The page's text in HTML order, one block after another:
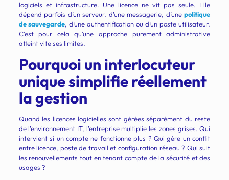
logiciels et infrastructure. Une licence ne vit pas seule. Elle
dépend parfois d’un serveur, d’une messagerie, d’unepolitique
de sauvegarde, d’une authentification ou d’un poste utilisateur.
C’est pour cela qu’une approche purement administrative
atteint vite ses limites.
Pourquoi un interlocuteur
unique simplifie réellement
la gestion
Quand les licences logicielles sont gérées séparément du reste
de l’environnement IT, l’entreprise multiplie les zones grises. Qui
intervient si un compte ne fonctionne plus ? Qui gère un conflit
entre licence, poste de travail et configuration réseau ? Qui suit
les renouvellements tout en tenant compte de la sécurité et des
usages ?